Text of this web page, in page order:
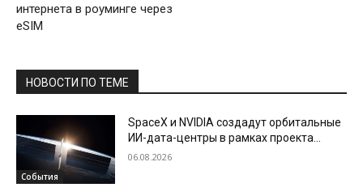
интернета в роуминге через
eSIM
НОВОСТИ ПО ТЕМЕ
События
SpaceX и NVIDIA создадут орбитальные
ИИ-дата-центры в рамках проекта
Starmind
06.08.2026